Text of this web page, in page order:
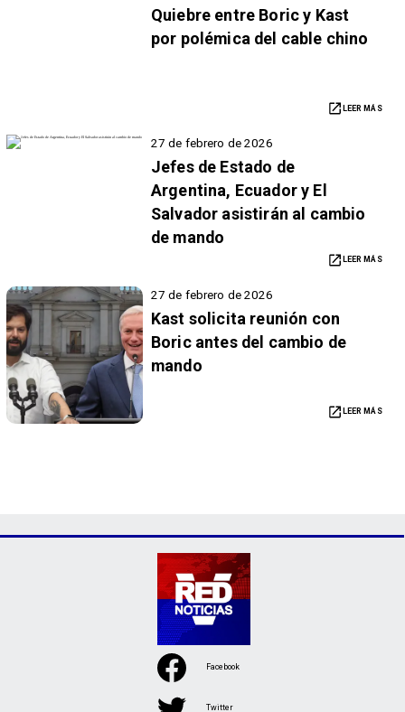
Quiebre entre Boric y Kast
por polémica del cable chino
LEER MÁS
27 de febrero de 2026
Jefes de Estado de
Argentina, Ecuador y El
Salvador asistirán al cambio
de mando
LEER MÁS
27 de febrero de 2026
Kast solicita reunión con
Boric antes del cambio de
mando
LEER MÁS
Facebook
Twitter